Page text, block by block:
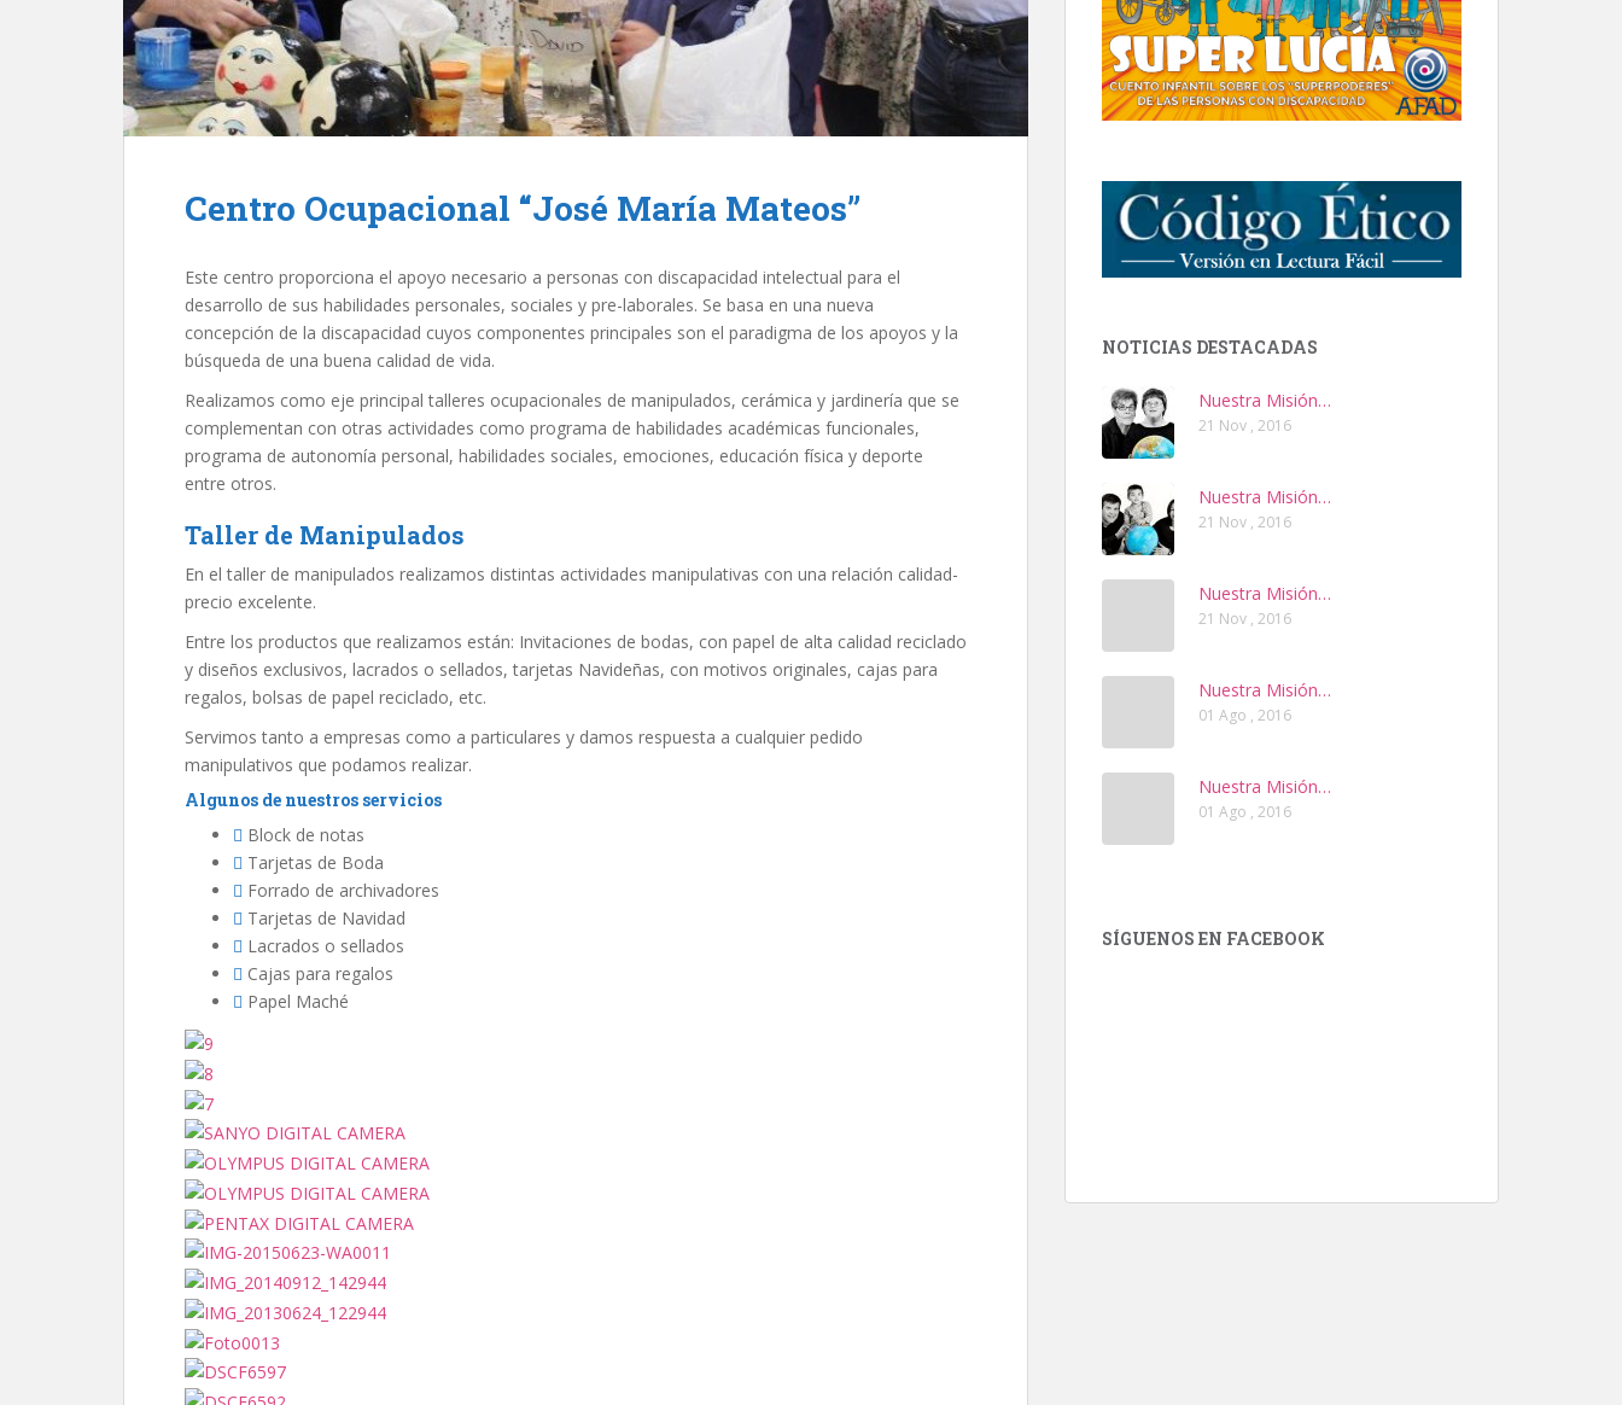
Centro Ocupacional “José María Mateos”
Este centro proporciona el apoyo necesario a personas con discapacidad intelectual para el
desarrollo de sus habilidades personales, sociales y pre-laborales. Se basa en una nueva
concepción de la discapacidad cuyos componentes principales son el paradigma de los apoyos y la
búsqueda de una buena calidad de vida.
Realizamos como eje principal talleres ocupacionales de manipulados, cerámica y jardinería que se
complementan con otras actividades como programa de habilidades académicas funcionales,
programa de autonomía personal, habilidades sociales, emociones, educación física y deporte
entre otros.
Taller de Manipulados
En el taller de manipulados realizamos distintas actividades manipulativas con una relación calidad-
precio excelente.
Entre los productos que realizamos están: Invitaciones de bodas, con papel de alta calidad reciclado
y diseños exclusivos, lacrados o sellados, tarjetas Navideñas, con motivos originales, cajas para
regalos, bolsas de papel reciclado, etc.
Servimos tanto a empresas como a particulares y damos respuesta a cualquier pedido
manipulativos que podamos realizar.
Algunos de nuestros servicios
Block de notas
Tarjetas de Boda
Forrado de archivadores
Tarjetas de Navidad
Lacrados o sellados
Cajas para regalos
Papel Maché
NOTICIAS DESTACADAS
Nuestra Misión…
21 Nov , 2016
Nuestra Misión…
21 Nov , 2016
Nuestra Misión…
21 Nov , 2016
Nuestra Misión…
01 Ago , 2016
Nuestra Misión…
01 Ago , 2016
SÍGUENOS EN FACEBOOK